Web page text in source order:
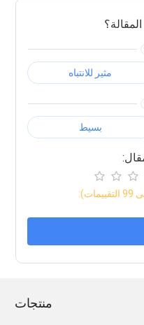
مثير للانتباه
بسيط
99 التقييمات)
منتجات